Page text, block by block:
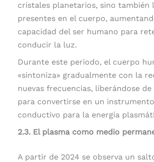
cristales planetarios, sino también
presentes en el cuerpo,
capacidad del ser humano para
conducir la luz.
Durante este periodo, el cuerpo
«sintoniza» gradualmente con la
nuevas frecuencias, liberándose de
para convertirse en un
conductivo para la energía
2.3. El plasma como medio
A partir de 2024 se observa un